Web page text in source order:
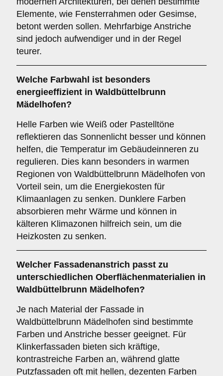
Elemente, wie Fensterrahmen oder Gesimse,
betont werden sollen. Mehrfarbige Anstriche
sind jedoch aufwendiger und in der Regel
teurer.
Welche Farbwahl ist besonders
energieeffizient in Waldbüttelbrunn
Mädelhofen?
Helle Farben wie Weiß oder Pastelltöne
reflektieren das Sonnenlicht besser und können
helfen, die Temperatur im Gebäudeinneren zu
regulieren. Dies kann besonders in warmen
Regionen von Waldbüttelbrunn Mädelhofen von
Vorteil sein, um die Energiekosten für
Klimaanlagen zu senken. Dunklere Farben
absorbieren mehr Wärme und können in
kälteren Klimazonen hilfreich sein, um die
Heizkosten zu senken.
Welcher Fassadenanstrich passt zu
unterschiedlichen Oberflächenmaterialien in
Waldbüttelbrunn Mädelhofen?
Je nach Material der Fassade in
Waldbüttelbrunn Mädelhofen sind bestimmte
Farben und Anstriche besser geeignet. Für
Klinkerfassaden bieten sich kräftige,
kontrastreiche Farben an, während glatte
Putzfassaden oft mit hellen, dezenten Farben